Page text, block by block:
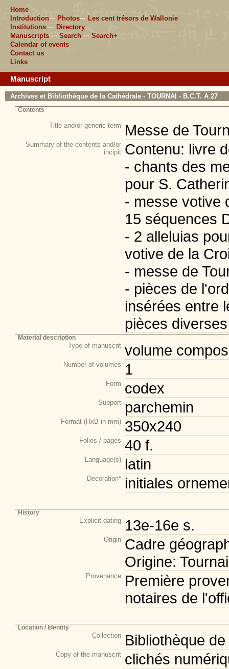
Home
Introduction··· Photos··· Les cent trésors de Wallonie
Institutions ··· Directory
Manuscripts ··· Search ··· Search+
Calendar of events
Contact us
Links
Manuscript
Archives et Bibliothèque de la Cathédrale - TOURNAI - B.C.T. A 27
Contents
Title and/or generic term Messe de
Summary of the contents and/or
incipit Contenu: livre
- chants des
pour S.
- messe votive
15 séquences
- 2 alleluias
votive de la
- messe de
- pièces de
insérées entre
pièces
Material description
Type of manuscrit volume
Number of volumes 1
Form codex
Support parchemin
Format (HxB in mm) 350x240
Folios / pages 40 f.
Language(s) latin
Decoration* initiales
History
Explicit dating 13e-16e s.
Origin Cadre
Origine: Tournai
Provenance Première
notaires de
Location / Identity
Collection Bibliothèque
Copy of the manuscrit clichés